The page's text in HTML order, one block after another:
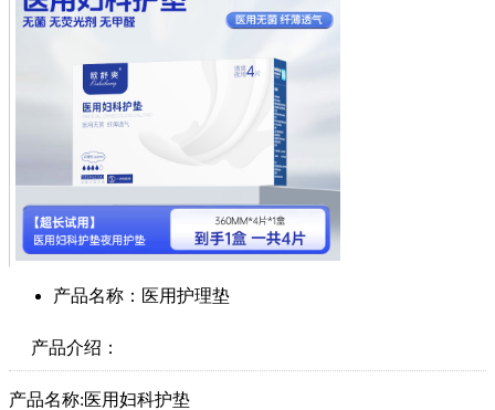
产品名称：医用护理垫
产品介绍：
产品名称:医用妇科护垫